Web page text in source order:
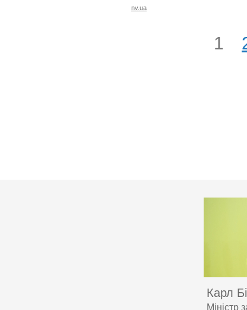
nv.ua
1
Карл
Міністр